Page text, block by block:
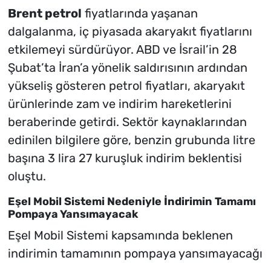
Brent petrol fiyatlarında yaşanan
dalgalanma, iç piyasada akaryakıt fiyatlarını
etkilemeyi sürdürüyor. ABD ve İsrail’in 28
Şubat’ta İran’a yönelik saldırısının ardından
yükseliş gösteren petrol fiyatları, akaryakıt
ürünlerinde zam ve indirim hareketlerini
beraberinde getirdi. Sektör kaynaklarından
edinilen bilgilere göre, benzin grubunda litre
başına 3 lira 27 kuruşluk indirim beklentisi
oluştu.
Eşel Mobil Sistemi Nedeniyle İndirimin Tamamı
Pompaya Yansımayacak
Eşel Mobil Sistemi kapsamında beklenen
indirimin tamamının pompaya yansımayacağı